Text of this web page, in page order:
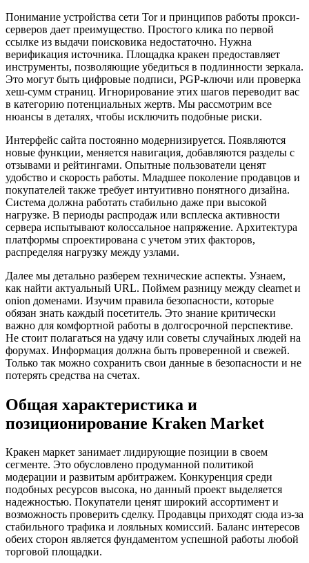
Понимание устройства сети Tor и принципов работы прокси-
серверов дает преимущество. Простого клика по первой
ссылке из выдачи поисковика недостаточно. Нужна
верификация источника. Площадка кракен предоставляет
инструменты, позволяющие убедиться в подлинности зеркала.
Это могут быть цифровые подписи, PGP-ключи или проверка
хеш-сумм страниц. Игнорирование этих шагов переводит вас
в категорию потенциальных жертв. Мы рассмотрим все
нюансы в деталях, чтобы исключить подобные риски.
Интерфейс сайта постоянно модернизируется. Появляются
новые функции, меняется навигация, добавляются разделы с
отзывами и рейтингами. Опытные пользователи ценят
удобство и скорость работы. Младшее поколение продавцов и
покупателей также требует интуитивно понятного дизайна.
Система должна работать стабильно даже при высокой
нагрузке. В периоды распродаж или всплеска активности
сервера испытывают колоссальное напряжение. Архитектура
платформы спроектирована с учетом этих факторов,
распределяя нагрузку между узлами.
Далее мы детально разберем технические аспекты. Узнаем,
как найти актуальный URL. Поймем разницу между clearnet и
onion доменами. Изучим правила безопасности, которые
обязан знать каждый посетитель. Это знание критически
важно для комфортной работы в долгосрочной перспективе.
Не стоит полагаться на удачу или советы случайных людей на
форумах. Информация должна быть проверенной и свежей.
Только так можно сохранить свои данные в безопасности и не
потерять средства на счетах.
Общая характеристика и
позиционирование Kraken Market
Кракен маркет занимает лидирующие позиции в своем
сегменте. Это обусловлено продуманной политикой
модерации и развитым арбитражем. Конкуренция среди
подобных ресурсов высока, но данный проект выделяется
надежностью. Покупатели ценят широкий ассортимент и
возможность проверить сделку. Продавцы приходят сюда из-за
стабильного трафика и лояльных комиссий. Баланс интересов
обеих сторон является фундаментом успешной работы любой
торговой площадки.